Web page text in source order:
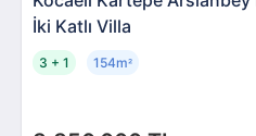
İki Katlı Villa
3 + 1 154m²